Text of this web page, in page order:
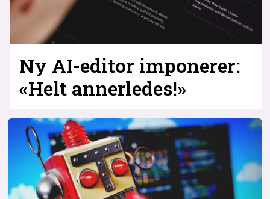
Ny AI-editor imponerer:
«Helt annerledes!»